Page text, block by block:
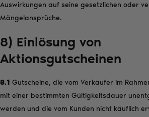
Auswirkungen auf seine gesetzlichen oder
Mängelansprüche.
8) Einlösung von
Aktionsgutscheinen
8.1 Gutscheine, die vom Verkäufer im
mit einer bestimmten Gültigkeitsdauer
werden und die vom Kunden nicht käuflich